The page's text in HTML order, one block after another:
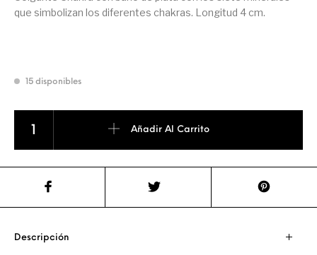
que simbolizan los diferentes chakras. Longitud 4 cm.
15 disponibles
Añadir Al Carrito
Descripción